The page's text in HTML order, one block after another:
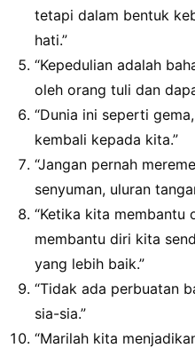
tetapi dalam bentuk
hati.”
“Kepedulian adalah
oleh orang tuli dan
“Dunia ini seperti
kembali kepada kita.”
“Jangan pernah
senyuman, uluran
“Ketika kita membantu
membantu diri kita
yang lebih baik.”
“Tidak ada perbuatan
sia-sia.”
“Marilah kita